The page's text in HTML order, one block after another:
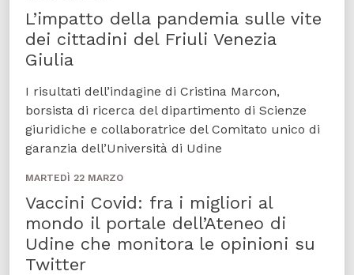
L’impatto della pandemia sulle vite
dei cittadini del Friuli Venezia
Giulia
I risultati dell’indagine di Cristina Marcon,
borsista di ricerca del dipartimento di Scienze
giuridiche e collaboratrice del Comitato unico di
garanzia dell’Università di Udine
MARTEDÌ 22 MARZO
Vaccini Covid: fra i migliori al
mondo il portale dell’Ateneo di
Udine che monitora le opinioni su
Twitter